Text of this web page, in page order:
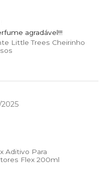
agradável!!!
Little Trees Cheirinho
Aditivo Para
Flex 200ml